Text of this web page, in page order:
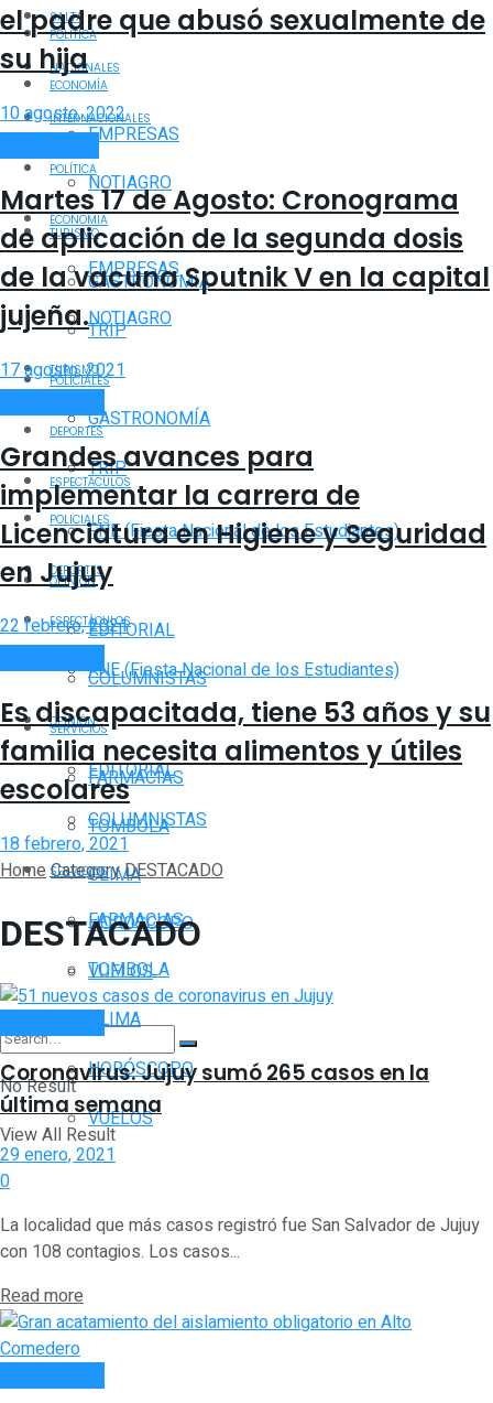
POLÍTICA
ECONOMÍA
EMPRESAS
NOTIAGRO
TURISMO
GASTRONOMÍA
TRIP
POLICIALES
DEPORTES
ESPECTÁCULOS
FNE (Fiesta Nacional de los Estudiantes)
OPINIÓN
EDITORIAL
COLUMNISTAS
SERVICIOS
FARMACIAS
TOMBOLA
CLIMA
HORÓSCOPO
VUELOS
No Result
View All Result
SALTA
NACIONALES
INTERNACIONALES
POLÍTICA
ECONOMÍA
EMPRESAS
NOTIAGRO
TURISMO
GASTRONOMÍA
TRIP
POLICIALES
DEPORTES
ESPECTÁCULOS
FNE (Fiesta Nacional de los Estudiantes)
OPINIÓN
EDITORIAL
COLUMNISTAS
SERVICIOS
FARMACIAS
TOMBOLA
CLIMA
HORÓSCOPO
VUELOS
el padre que abusó sexualmente de
su hija
10 agosto, 2022
Martes 17 de Agosto: Cronograma
de aplicación de la segunda dosis
de la vacuna Sputnik V en la capital
jujeña.
17 agosto, 2021
Grandes avances para
implementar la carrera de
Licenciatura en Higiene y Seguridad
en Jujuy
22 febrero, 2021
Es discapacitada, tiene 53 años y su
familia necesita alimentos y útiles
escolares
18 febrero, 2021
HomeCategoryDESTACADO
DESTACADO
Coronavirus: Jujuy sumó 265 casos en la
última semana
29 enero, 2021
0
La localidad que más casos registró fue San Salvador de Jujuy
con 108 contagios. Los casos...
Read more